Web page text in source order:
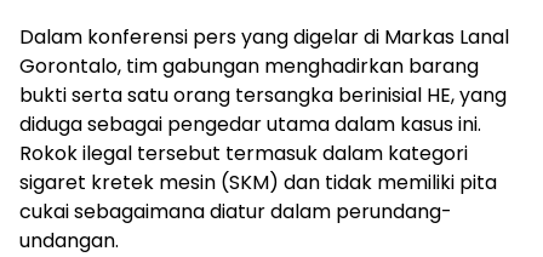
Dalam konferensi pers yang digelar di Markas Lanal
Gorontalo, tim gabungan menghadirkan barang
bukti serta satu orang tersangka berinisial HE, yang
diduga sebagai pengedar utama dalam kasus ini.
Rokok ilegal tersebut termasuk dalam kategori
sigaret kretek mesin (SKM) dan tidak memiliki pita
cukai sebagaimana diatur dalam perundang-
undangan.